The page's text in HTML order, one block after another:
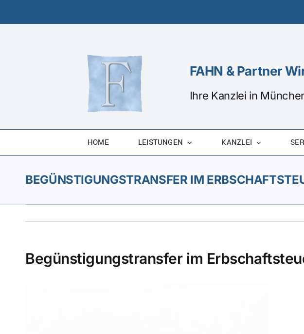
FAHN & Partner
Ihre Kanzlei in
HOME LEISTUNGEN KANZLEI
BEGÜNSTIGUNGSTRANSFER IM
Begünstigungstransfer im